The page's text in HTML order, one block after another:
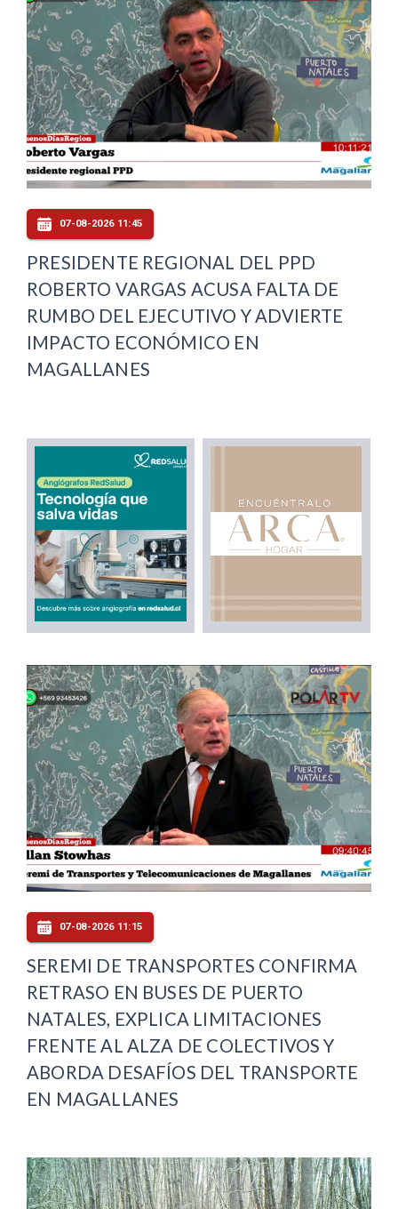
07-08-2026 11:45
PRESIDENTE REGIONAL DEL PPD
ROBERTO VARGAS ACUSA FALTA DE
RUMBO DEL EJECUTIVO Y ADVIERTE
IMPACTO ECONÓMICO EN
MAGALLANES
07-08-2026 11:15
SEREMI DE TRANSPORTES CONFIRMA
RETRASO EN BUSES DE PUERTO
NATALES, EXPLICA LIMITACIONES
FRENTE AL ALZA DE COLECTIVOS Y
ABORDA DESAFÍOS DEL TRANSPORTE
EN MAGALLANES